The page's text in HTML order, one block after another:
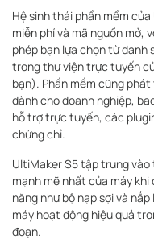
Hệ sinh thái phần mềm
miễn phí và mã nguồn mở,
phép bạn lựa chọn từ
trong thư viện trực tuyến
bạn). Phần mềm cũng
dành cho doanh nghiệp,
hỗ trợ trực tuyến, các
chứng chỉ.
UltiMaker S5 tập trung
mạnh mẽ nhất của máy
năng như bộ nạp sợi và
máy hoạt động hiệu quả
đoạn.